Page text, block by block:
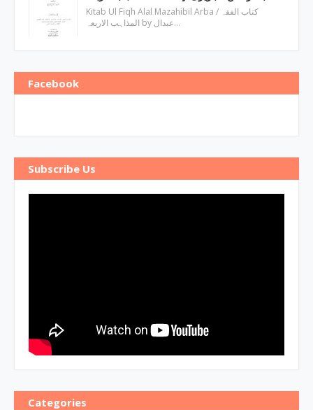
Kitab Ul Fiqh Alal Mazahibil Arba / کتاب الفقہ
المذاہب الاربعہ by عبدال…
Facebook
Subscribe Us
Categories